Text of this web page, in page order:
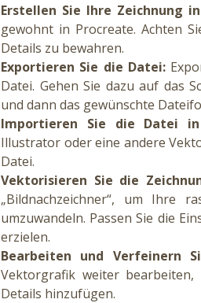
Erstellen Sie Ihre Zeichnung
gewohnt in Procreate. Achten
Details zu bewahren.
Exportieren Sie die Datei:
Datei. Gehen Sie dazu auf das
und dann das gewünschte
Importieren Sie die Datei
Illustrator oder eine andere
Datei.
Vektorisieren Sie die
„Bildnachzeichner“, um Ihre
umzuwandeln. Passen Sie die
erzielen.
Bearbeiten und Verfeinern
Vektorgrafik weiter
Details hinzufügen.